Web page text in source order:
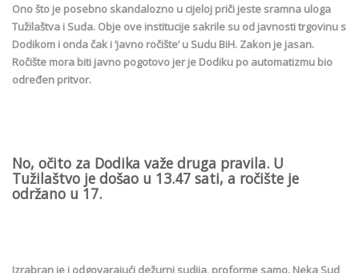
Ono što je posebno skandalozno u cijeloj priči jeste sramna uloga
Tužilaštva i Suda. Obje ove institucije sakrile su od javnosti trgovinu s
Dodikom i onda čak i ‘javno ročište’ u Sudu BiH. Zakon je jasan.
Ročište mora biti javno pogotovo jer je Dodiku po automatizmu bio
određen pritvor.
No, očito za Dodika važe druga pravila. U
Tužilaštvo je došao u 13.47 sati, a ročište je
održano u 17.
Izrabran je i odgovarajući dežurni sudija, proforme samo. Neka Sud